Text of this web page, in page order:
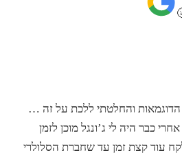
והחלטתי ללכת על זה …
כבר היה לי ג’ונגל מוכן לזמן
עוד קצת זמן עד שחברת הסלולרי